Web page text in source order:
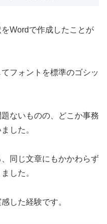
Wordで作成したことが
フォントを標準のゴシッ
ないものの、どこか事務
した。
同じ文章にもかかわらず
した。
した経験です。